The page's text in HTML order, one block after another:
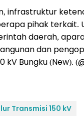
infrastruktur
pihak terkait.
daerah,
dan
kV Bungku (New).
Transmisi 150 kV